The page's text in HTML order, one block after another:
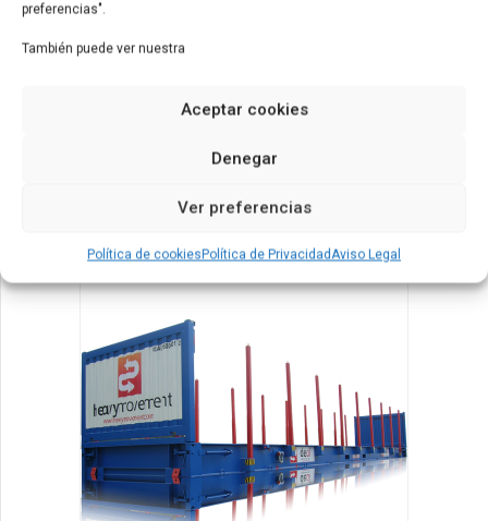
preferencias".
También puede ver nuestra
Aceptar cookies
Denegar
Ver preferencias
Política de cookiesPolítica de PrivacidadAviso Legal